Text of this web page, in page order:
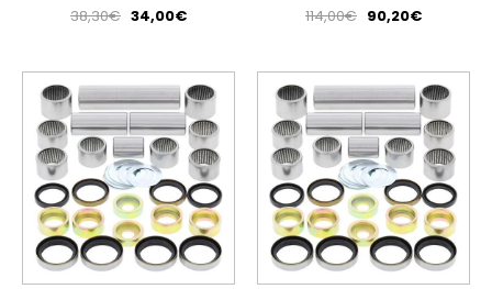
38,30€ 34,00€ 114,00€ 90,20€
PROMOÇÃO PROMOÇÃO